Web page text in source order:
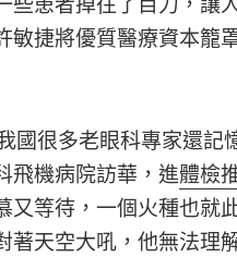
敏捷將優質醫療資本籠
國很多老眼科專家還記
飛機病院訪華，進體檢
又等待，一個火種也就
著天空大吼，他無法理